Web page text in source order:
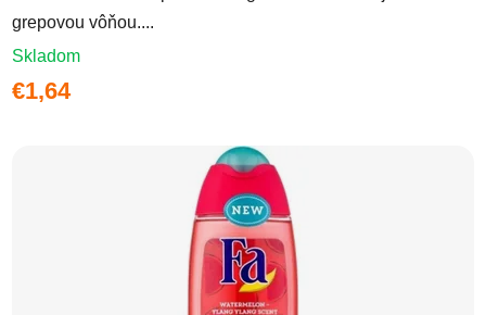
grepovou vôňou....
Skladom
€1,64